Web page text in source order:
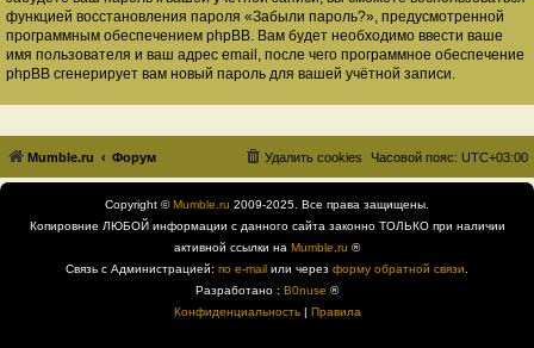
функцией восстановления пароля «Забыли пароль?», предусмотренной
программным обеспечением phpBB. Вам будет необходимо ввести ваше
имя пользователя и ваш адрес email, после чего программное обеспечение
phpBB сгенерирует вам новый пароль для вашей учётной записи.
Mumble.ru Форум Часовой пояс: UTC+03:00
Удалить cookies
Copyright ©Mumble.ru 2009-2025. Все права защищены.
Копировние ЛЮБОЙ информации с данного сайта законно ТОЛЬКО при наличии
активной ссылки на Mumble.ru ®
Связь с Администрацией: по e-mail или через форму обратной связи
Разработано : B0nuse ®
Конфиденциальность| Правила